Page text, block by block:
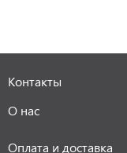
Контакты
О нас
Оплата и доставка